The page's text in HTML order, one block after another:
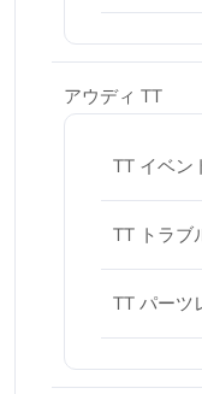
アウディ TT
TT イベン
TT トラブ
TT パーツ